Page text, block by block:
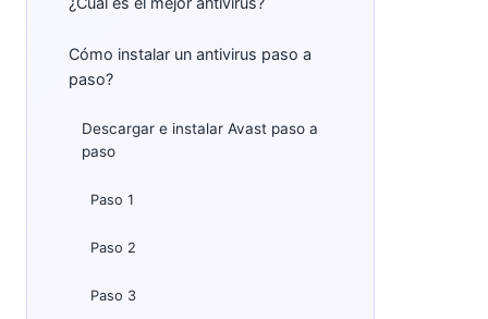
Cómo instalar un antivirus paso a
paso?
Descargar e instalar Avast paso a
paso
Paso 1
Paso 2
Paso 3